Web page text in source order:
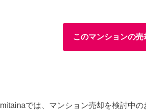
このマンションの
mitainaでは、マンション売却を検討中